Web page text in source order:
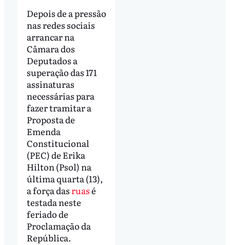
Depois de a pressão
nas redes sociais
arrancar na
Câmara dos
Deputados a
superação das 171
assinaturas
necessárias para
fazer tramitar a
Proposta de
Emenda
Constitucional
(PEC) de Erika
Hilton (Psol) na
última quarta (13),
a força das ruasé
testada neste
feriado de
Proclamação da
República.